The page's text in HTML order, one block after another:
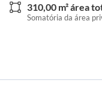
310,00 m² área
Somatória da área